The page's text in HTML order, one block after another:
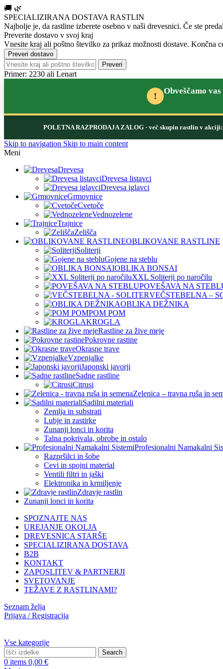
🚚 🌿
SPECIALIZIRANA DOSTAVA RASTLIN
Najbolje je, da rastline izberete osebno v naši drevesnici. Če ste
Preverite dostavo v svoj kraj
Vnesite kraj ali poštno številko za prikaz možnosti dostave. Končna
Preveri dostavo
Preveri
Primer: 2230 ali Lenart
! Obveščamo
POLETNA RAZPRODAJA ZALOG· več skupin rastlin v
Skip to navigation Skip to main content
Meni
Drevesa
Drevesa listavci
Drevesa iglavci
Grmovnice
Cvetoče
Vednozelene
Trajnice
Zelišča
OBLIKOVANE RASTLINE
Soliterji
Gojene na steblu
OBLIKA BONSAI
XXL Soliterji po naročilu
POVEŠAVA NA
VEČSTEBELNA –
OBLIKA DEŽNIKA
POM POM
KROGLA
Rastline za žive meje
Pokrovne rastine
Okrasne trave
Vzpenjalke
Japonski javorji
Sadne rastline
Citrusi
Zelenica – travna ruša in
Sadilni materiali
Zemlja in substrati
Lubje in zastirke
Zunanji lonci in korita
Talna pokrivala, obrobe in ostalo
Profesionalni Namakalni
Razpršilci in šobe
Cevi in spojni material
Ventili filtri in jaški
Elektronika in krmiljenje
Zdravje rastlin
Zunanji lonci in korita
SPOZNAJTE NAS
UREJANJE OKOLJA
DREVESNICA STARŠE
SPECIALIZIRANA DOSTAVA
B2B
KONTAKT
ZAPOSLITEV & PARTNERJI
SVETOVANJE
TEŽAVE Z RASTLINAMI?
Seznam želja
Prijava / Registracija
Vse kategorije
Search
0 items 0,00 €